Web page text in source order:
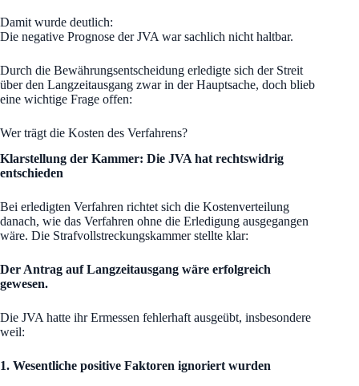
Damit wurde deutlich:
Die negative Prognose der JVA war sachlich nicht haltbar.
Durch die Bewährungsentscheidung erledigte sich der Streit
über den Langzeitausgang zwar in der Hauptsache, doch blieb
eine wichtige Frage offen:
Wer trägt die Kosten des Verfahrens?
Klarstellung der Kammer: Die JVA hat rechtswidrig
entschieden
Bei erledigten Verfahren richtet sich die Kostenverteilung
danach, wie das Verfahren ohne die Erledigung ausgegangen
wäre. Die Strafvollstreckungskammer stellte klar:
Der Antrag auf Langzeitausgang wäre erfolgreich
gewesen.
Die JVA hatte ihr Ermessen fehlerhaft ausgeübt, insbesondere
weil:
1. Wesentliche positive Faktoren ignoriert wurden